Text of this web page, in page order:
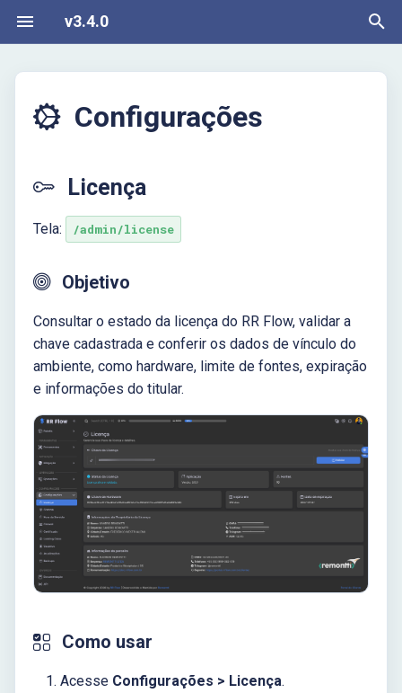
v3.4.0
Visão geral
Sobre
Termos do Serviço
Contrato de Uso
Documentação Versão 2
Primeiros passos
Requisitos
Atualização
Integrações
Recursos
Filtros Manuais
Bot Telegram
Vídeos
Vídeos
Changelog
VersõesConfigurações
Licença
Tela: /admin/license
Objetivo
Consultar o estado da licença do RR Flow, validar a
chave cadastrada e conferir os dados de vínculo do
ambiente, como hardware, limite de fontes, expiração
e informações do titular.
Como usar
Acesse Configurações > Licença.